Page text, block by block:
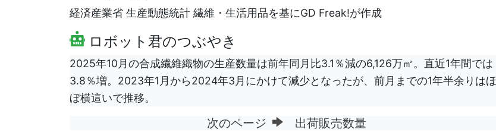
経済産業省 生産動態統計 繊維・生活用品を基にGD Freak!が作成
ロボット君のつぶやき
2025年10月の合成繊維織物の生産数量は前年同月比3.1％減の6,126万㎡。直近1年間では
3.8％増。2023年1月から2024年3月にかけて減少となったが、前月までの1年半余りはほ
ぼ横這いで推移。
次のページ 出荷販売数量